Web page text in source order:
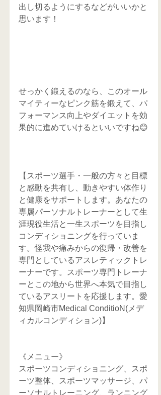
出し切るようにするなどがいいかと
思います！
せっかく鍛えるのなら、このオール
マイティーなピンク筋を鍛えて、パ
フォーマンス向上やダイエットを効
果的に進めていけるといいですね😊
【スポーツ選手・一般の方々と目標
と感動を共有し、動きやすい体作り
と健康をサポートします。あなたの
専属パーソナルトレーナーとして生
涯現役生活と一生スポーツを目指し
コンディショニングを行っていま
す。怪我や痛みからの復帰・改善を
専門としているアスレティックトレ
ーナーです。スポーツ専門トレーナ
ーとこの地から世界へ本気で目指し
ているアスリートを応援します。愛
知県岡崎市Medical ConditioN(メデ
ィカルコンディション)】
《メニュー》
スポーツコンディショニング、スポ
ーツ整体、スポーツマッサージ、パ
ーソナルトレーニング、ランニング